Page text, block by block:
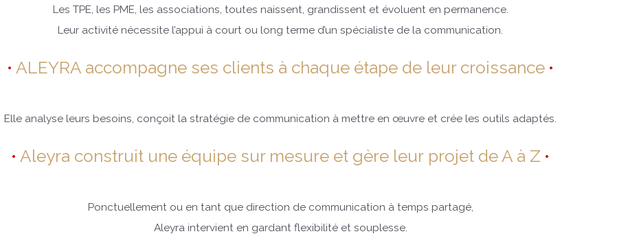
Les TPE, les PME, les associations, toutes naissent, grandissent et évoluent en permanence.
Leur activité nécessite l’appui à court ou long terme d’un spécialiste de la communication.
ALEYRA accompagne ses clients à chaque étape de leur croissance
Elle analyse leurs besoins, conçoit la stratégie de communication à mettre en œuvre et crée les outils adaptés.
Aleyra construit une équipe sur mesure et gère leur projet de A à Z
Ponctuellement ou en tant que direction de communication à temps partagé,
Aleyra intervient en gardant flexibilité et souplesse.